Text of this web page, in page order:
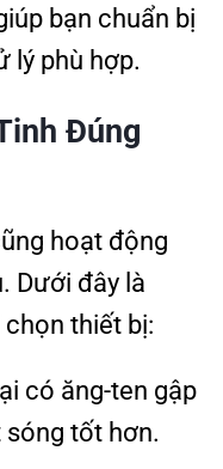
bạn chuẩn bị
lý phù hợp.
Đúng
hoạt động
Dưới đây là
thiết bị:
có ăng-ten gập
tốt hơn.